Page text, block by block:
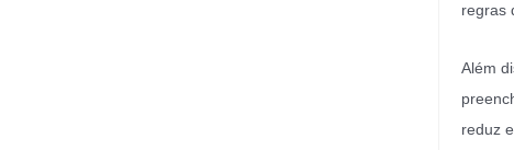
regras
Além
reduz